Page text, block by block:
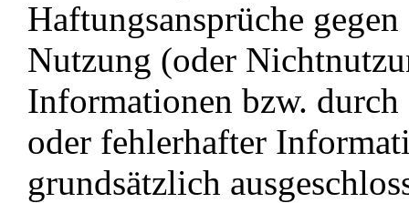
Haftungsansprüche
Nutzung (oder
Informationen bzw.
oder fehlerhafter
grundsätzlich